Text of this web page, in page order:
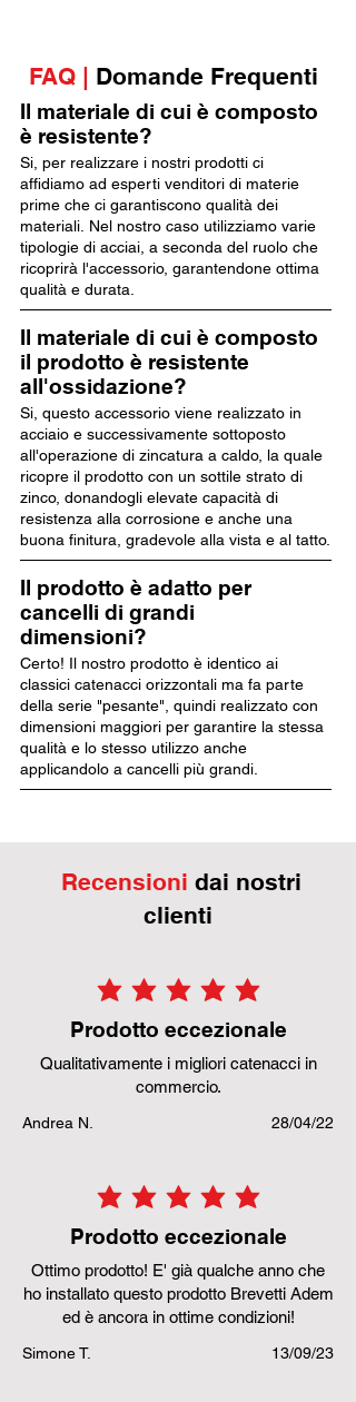
FAQ | Domande Frequenti
Il materiale di cui è composto
è resistente?
Si, per realizzare i nostri prodotti ci
affidiamo ad esperti venditori di materie
prime che ci garantiscono qualità dei
materiali. Nel nostro caso utilizziamo varie
tipologie di acciai, a seconda del ruolo che
ricoprirà l'accessorio, garantendone ottima
qualità e durata.
Il materiale di cui è composto
il prodotto è resistente
all'ossidazione?
Si, questo accessorio viene realizzato in
acciaio e successivamente sottoposto
all'operazione di zincatura a caldo, la quale
ricopre il prodotto con un sottile strato di
zinco, donandogli elevate capacità di
resistenza alla corrosione e anche una
buona finitura, gradevole alla vista e al tatto.
Il prodotto è adatto per
cancelli di grandi
dimensioni?
Certo! Il nostro prodotto è identico ai
classici catenacci orizzontali ma fa parte
della serie "pesante", quindi realizzato con
dimensioni maggiori per garantire la stessa
qualità e lo stesso utilizzo anche
applicandolo a cancelli più grandi.
Recensioni dai nostri
clienti
la valutazione media è 5 su
Prodotto eccezionale
Qualitativamente i migliori catenacci in
commercio.
Andrea N. 28/04/22
la valutazione media è 5 su
Prodotto eccezionale
Ottimo prodotto! E' già qualche anno che
ho installato questo prodotto Brevetti Adem
ed è ancora in ottime condizioni!
Simone T. 13/09/23